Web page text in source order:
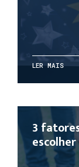
LER MAIS
3